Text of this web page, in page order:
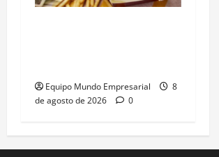
Equipo Mundo Empresarial
8
de agosto de 2026
0